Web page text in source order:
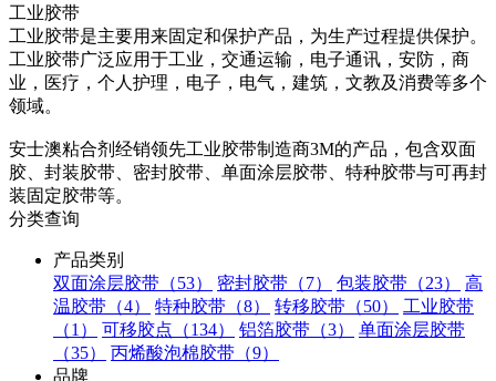
工业胶带
工业胶带是主要用来固定和保护产品，为生产过程提供保护。
工业胶带广泛应用于工业，交通运输，电子通讯，安防，商
业，医疗，个人护理，电子，电气，建筑，文教及消费等多个
领域。
安士澳粘合剂经销领先工业胶带制造商3M的产品，包含双面
胶、封装胶带、密封胶带、单面涂层胶带、特种胶带与可再封
装固定胶带等。
分类查询
产品类别
双面涂层胶带（53）
密封胶带（7） 包装胶带（23）
高
温胶带（4）
特种胶带（8） 转移胶带（50）
工业胶带
（1）
可移胶点（134） 铝箔胶带（3）
单面涂层胶带
（35）
丙烯酸泡棉胶带（9）
品牌